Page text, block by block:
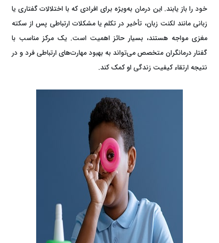
خود را باز یابند. این درمان به‌ویژه برای افرادی که با اختلالات گفتاری یا
زبانی مانند لکنت زبان، تأخیر در تکلم یا مشکلات ارتباطی پس از سکته
مغزی مواجه هستند، بسیار حائز اهمیت است. یک مرکز مناسب با
گفتار درمانگران متخصص می‌تواند به بهبود مهارت‌های ارتباطی فرد و در
نتیجه ارتقاء کیفیت زندگی او کمک کند.